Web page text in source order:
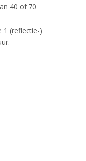
40 of 70
1 (reflectie-)